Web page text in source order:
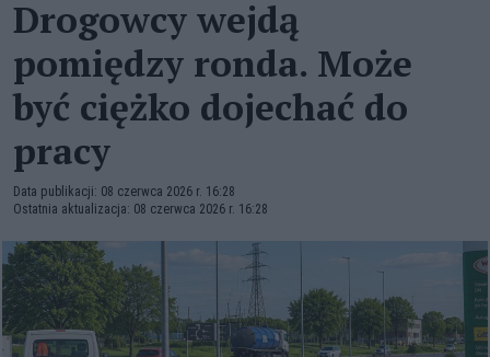
Drogowcy wejdą
pomiędzy ronda. Może
być ciężko dojechać do
pracy
Data publikacji: 08 czerwca 2026 r. 16:28
Ostatnia aktualizacja: 08 czerwca 2026 r. 16:28